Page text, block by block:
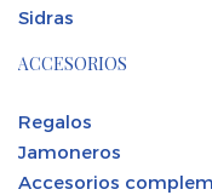
Sidras
ACCESORIOS
Regalos
Jamoneros
Accesorios